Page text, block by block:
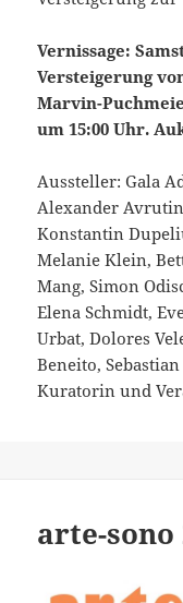
Vernissage:
Versteigerung
Marvin-
um 15:00 Uhr.
Aussteller: Gala
Alexander
Konstantin
Melanie Klein,
Mang, Simon
Elena Schmidt,
Urbat, Dolores
Beneito,
Kuratorin und
arte-sono